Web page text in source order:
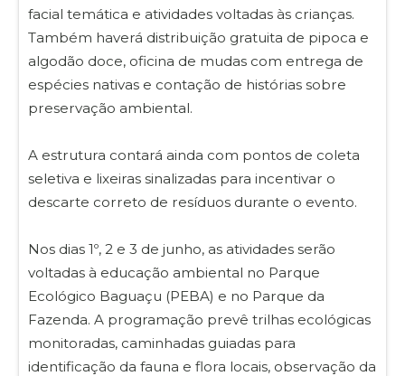
facial temática e atividades voltadas às crianças.
Também haverá distribuição gratuita de pipoca e
algodão doce, oficina de mudas com entrega de
espécies nativas e contação de histórias sobre
preservação ambiental.
A estrutura contará ainda com pontos de coleta
seletiva e lixeiras sinalizadas para incentivar o
descarte correto de resíduos durante o evento.
Nos dias 1º, 2 e 3 de junho, as atividades serão
voltadas à educação ambiental no Parque
Ecológico Baguaçu (PEBA) e no Parque da
Fazenda. A programação prevê trilhas ecológicas
monitoradas, caminhadas guiadas para
identificação da fauna e flora locais, observação da